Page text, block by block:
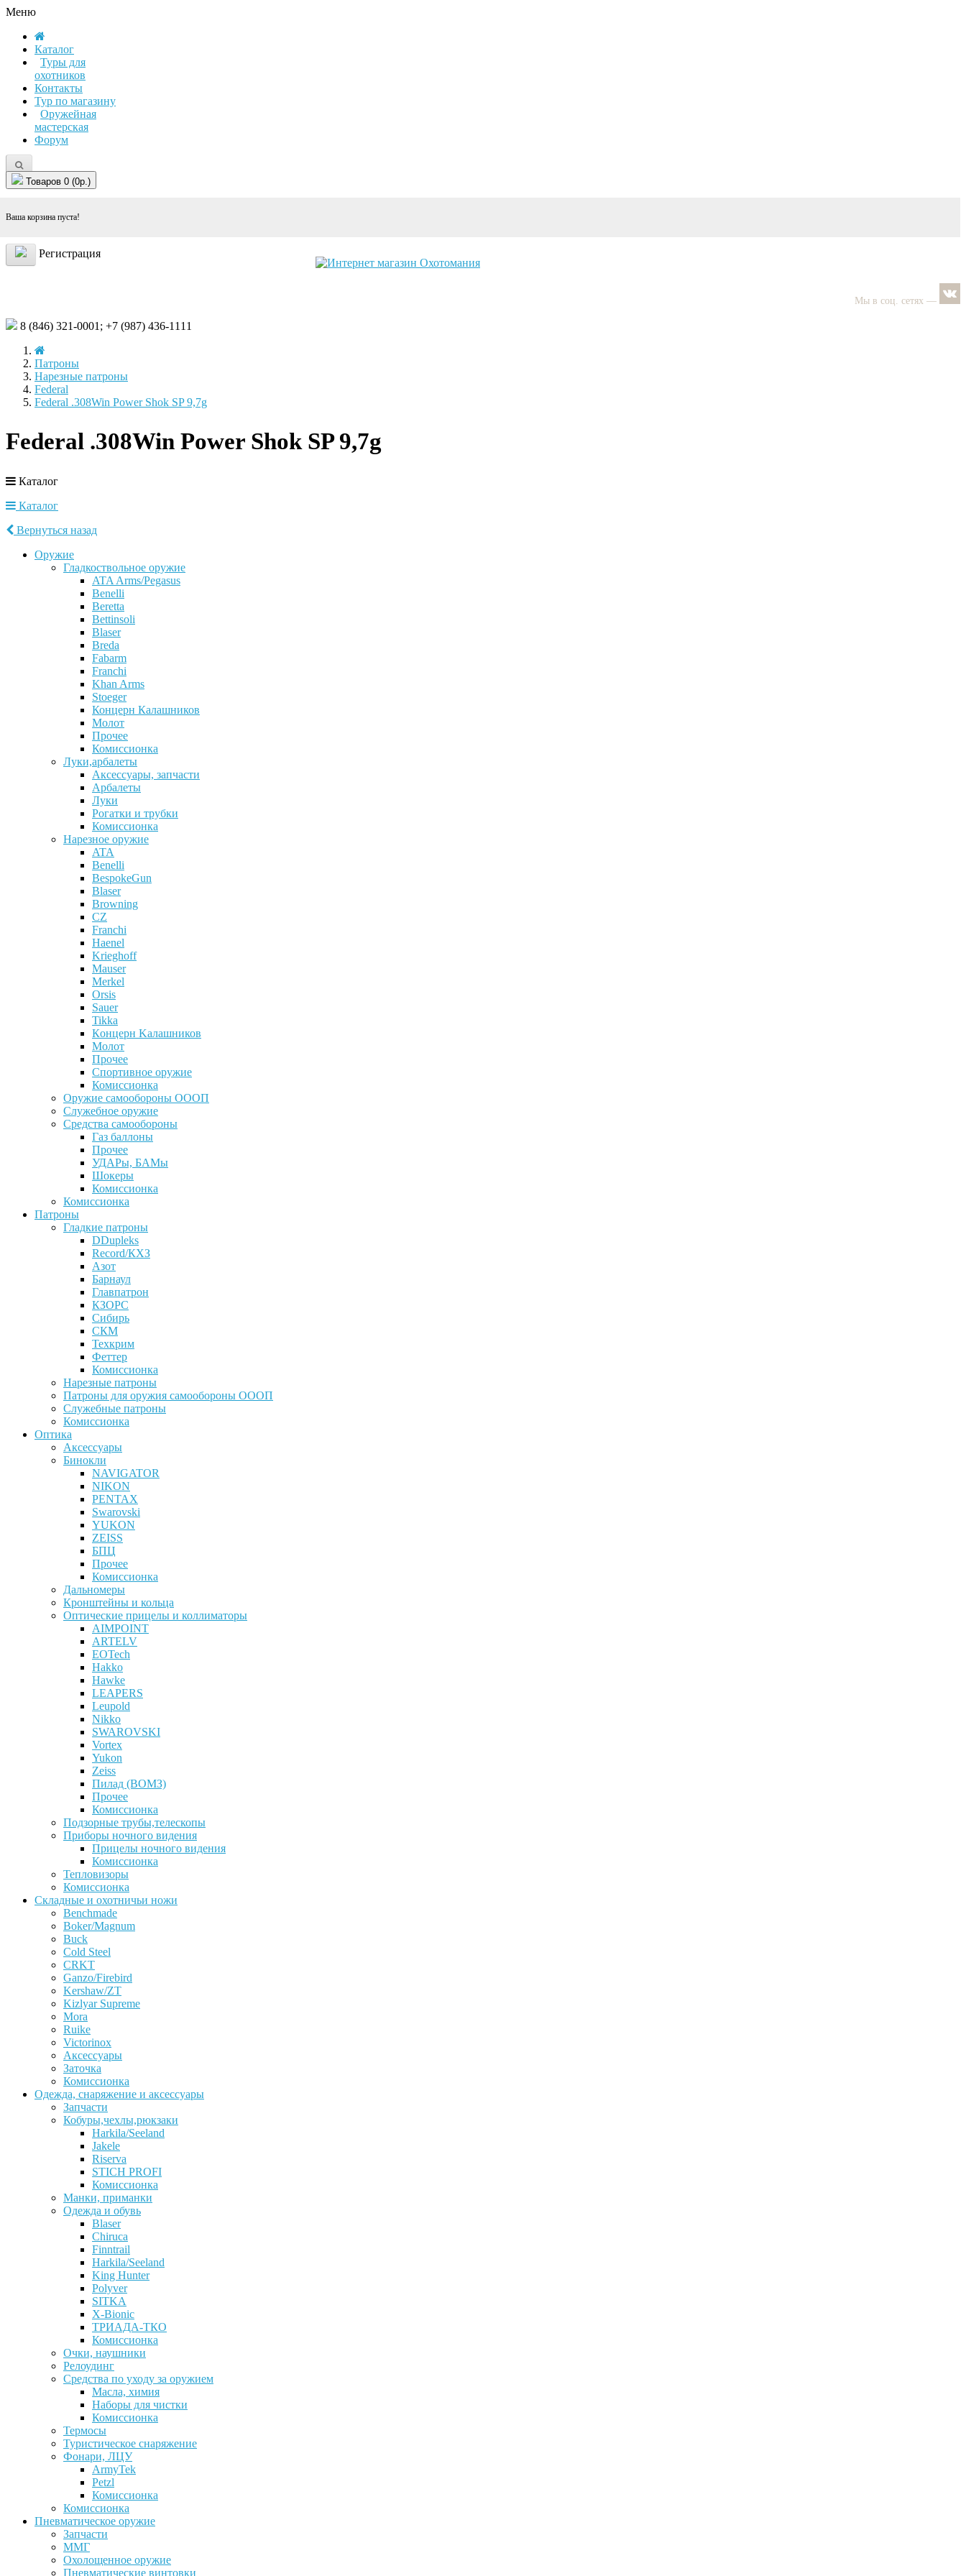
Меню
Каталог
Туры для
охотников
Контакты
Тур по магазину
Оружейная
мастерская
Форум
Товаров 0 (0р.)
Ваша корзина пуста!
Регистрация
Мы в соц. сетях —
8 (846) 321-0001; +7 (987) 436-1111
Патроны
Нарезные патроны
Federal
Federal .308Win Power Shok SP 9,7g
Federal .308Win Power Shok SP 9,7g
Каталог
Каталог
Вернуться назад
Оружие
Гладкоствольное оружие
ATA Arms/Pegasus
Benelli
Beretta
Bettinsoli
Blaser
Breda
Fabarm
Franchi
Khan Arms
Stoeger
Концерн Калашников
Молот
Прочее
Комиссионка
Луки,арбалеты
Аксессуары, запчасти
Арбалеты
Луки
Рогатки и трубки
Комиссионка
Нарезное оружие
ATA
Benelli
BespokeGun
Blaser
Browning
CZ
Franchi
Haenel
Krieghoff
Mauser
Merkel
Orsis
Sauer
Tikka
Кoнцеpн Kалашников
Молот
Прочее
Спортивное оружие
Комиссионка
Оружие самообороны ОООП
Служебное оружие
Средства самообороны
Газ баллоны
Прочее
УДАРы, БАМы
Шокеры
Комиссионка
Комиссионка
Патроны
Гладкие патроны
DDupleks
Record/КХЗ
Азот
Барнаул
Главпатрон
КЗОРС
Сибирь
СКМ
Техкрим
Феттер
Комиссионка
Нарезные патроны
Патроны для оружия самообороны ОООП
Служебные патроны
Комиссионка
Оптика
Аксессуары
Бинокли
NAVIGATOR
NIKON
PENTAX
Swarovski
YUKON
ZEISS
БПЦ
Прочее
Комиссионка
Дальномеры
Кронштейны и кольца
Оптические прицелы и коллиматоры
AIMPOINT
ARTELV
EOTech
Hakko
Hawke
LEAPERS
Leupold
Nikko
SWAROVSKI
Vortex
Yukon
Zeiss
Пилад (ВОМЗ)
Прочее
Комиссионка
Подзорные трубы,телескопы
Приборы ночного видения
Прицелы ночного видения
Комиссионка
Тепловизоры
Комиссионка
Складные и охотничьи ножи
Benchmade
Boker/Magnum
Buck
Cold Steel
CRKT
Ganzo/Firebird
Kershaw/ZT
Kizlyar Supreme
Mora
Ruike
Victorinox
Аксессуары
Заточка
Комиссионка
Одежда, снаряжение и аксессуары
Запчасти
Кобуры,чехлы,рюкзаки
Harkila/Seeland
Jakele
Riserva
STICH PROFI
Комиссионка
Манки, приманки
Одежда и обувь
Blaser
Chiruca
Finntrail
Harkila/Seeland
King Hunter
Polyver
SITKA
X-Bionic
ТРИАДА-ТКО
Комиссионка
Очки, наушники
Релоудинг
Средства по уходу за оружием
Масла, химия
Наборы для чистки
Комиссионка
Термосы
Туристическое снаряжение
Фонари, ЛЦУ
ArmyTek
Petzl
Комиссионка
Комиссионка
Пневматическое оружие
Запчасти
ММГ
Охолощенное оружие
Пневматические винтовки